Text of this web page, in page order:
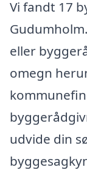
Vi fandt 17
eller
omegn
udvide din